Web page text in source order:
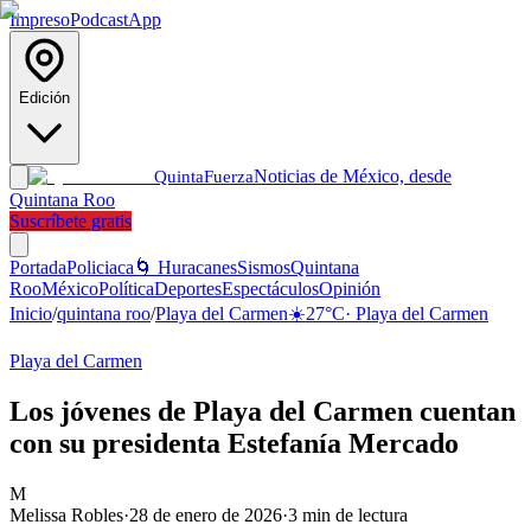
ImpresoPodcastApp
Edición
QuintaFuerzaNoticias de México, desde
Quintana Roo
Suscríbete gratis
PortadaPoliciaca 🌀 HuracanesSismosQuintana
RooMéxicoPolíticaDeportesEspectáculosOpinión
Inicio/quintana roo/Playa del Carmen☀️27°C· Playa del Carmen
Playa del Carmen
Los jóvenes de Playa del Carmen cuentan
con su presidenta Estefanía Mercado
M
Melissa Robles·28 de enero de 2026·3 min de lectura